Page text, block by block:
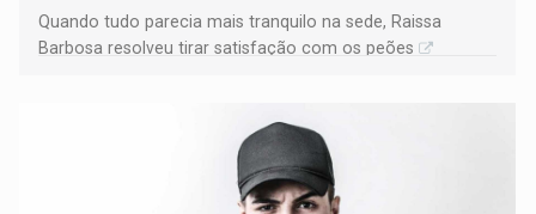
Quando tudo parecia mais tranquilo na sede, Raissa
Barbosa resolveu tirar satisfação com os peões